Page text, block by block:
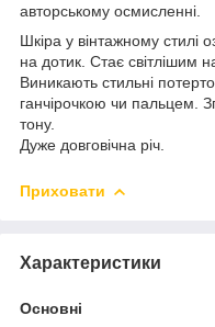
авторському осмисленні.
Шкіра у вінтажному стилі
на дотик. Стає світлішим
Виникають стильні
ганчірочкою чи пальцем.
тону.
Дуже довговічна річ.
Приховати
Характеристики
Основні